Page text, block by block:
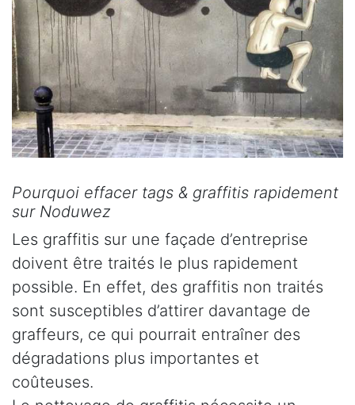
Pourquoi effacer tags & graffitis rapidement
sur Noduwez
Les graffitis sur une façade d’entreprise
doivent être traités le plus rapidement
possible. En effet, des graffitis non traités
sont susceptibles d’attirer davantage de
graffeurs, ce qui pourrait entraîner des
dégradations plus importantes et
coûteuses.